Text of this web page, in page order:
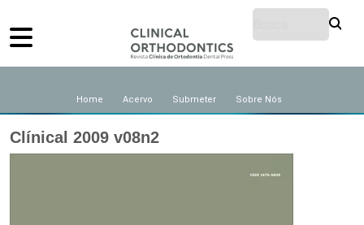
Home Acervo Submeter Sobre Nós
Clínical 2009 v08n2